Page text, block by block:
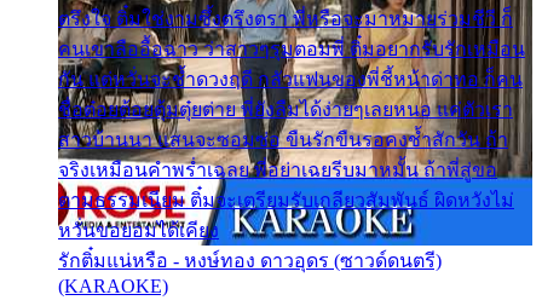
ตรึงใจ ติ๋มใช่งามซึ้งตรึงตรา พี่หรือจะมาหมายร่วมชีวี ก็
คนเขาลืออื้อฉาว ว่าสาวๆรุมตอมพี่ ติ๋มอยากรับรักเหมือน
กัน แต่หวั่นจะช้ำดวงฤดี กลัวแฟนของพี่ชี้หน้าด่าทอ ก็คน
ชื่อต๋อยต้อยตุ้มตุ๋ยต่าย พี่ยังลืมได้ง่ายๆเลยหนอ แค่ตัวเรา
สาวบ้านนา แสนจะซอมซ่อ ขืนรักขืนรอคงช้ำสักวัน ถ้า
จริงเหมือนคำพร่ำเฉลย พี่อย่าเฉยรีบมาหมั้น ถ้าพี่สู่ขอ
ตามธรรมเนียม ติ๋มจะเตรียมรับเกลียวสัมพันธ์ ผิดหวังไม่
หวั่นขอยอมได้เคียง
รักติ๋มแน่หรือ - หงษ์ทอง ดาวอุดร (ซาวด์ดนตรี)
(KARAOKE)